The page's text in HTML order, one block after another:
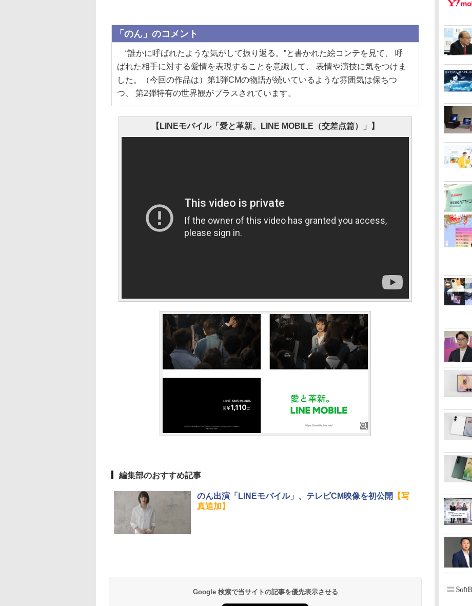
「のん」のコメント
“誰かに呼ばれたような気がして振り返る。”と書かれた絵コンテを見て、 呼
ばれた相手に対する愛情を表現することを意識して、 表情や演技に気をつけま
した。（今回の作品は）第1弾CMの物語が続いているような雰囲気は保ちつ
つ、 第2弾特有の世界観がプラスされています。
【LINEモバイル「愛と革新。LINE MOBILE（交差点篇）」】
編集部のおすすめ記事
のん出演「LINEモバイル」、テレビCM映像を初公開
【写
真追加】
Google 検索で当サイトの記事を優先表示させる